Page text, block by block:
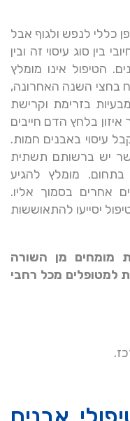
כללי לנפש ולגוף אבל
בין סוג עיסוי זה ובין
הטיפול אינו מומלץ
בחצי השנה האחרונה,
בזרימת וקרישת
בלחץ הדם חייבים
עיסוי באבנים חמות.
יש ברשותם תשתית
בתחום. מומלץ להגיע
אחרים בסמוך אליו.
יסייעו להתאוששות
מומחים מן השורה
למטופלים מכל רחבי